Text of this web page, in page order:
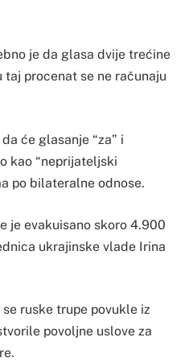
je da glasa dvije trećine
procenat se ne računaju
će glasanje “za” i
kao “neprijateljski
po bilateralne odnose.
je evakuisano skoro 4.900
ukrajinske vlade Irina
ruske trupe povukle iz
povoljne uslove za